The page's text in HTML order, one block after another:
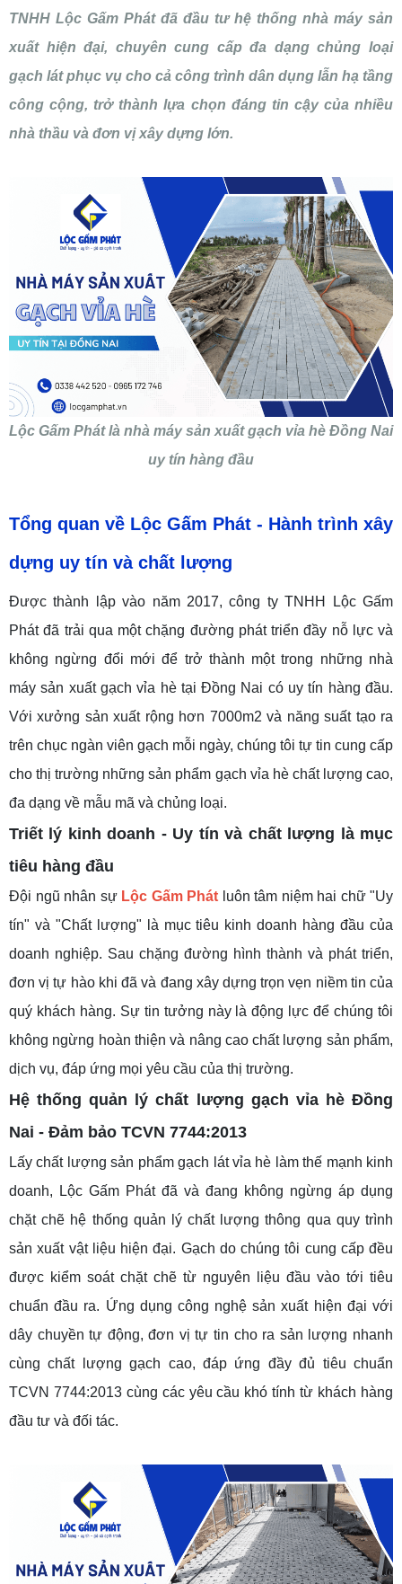
TNHH Lộc Gấm Phát đã đầu tư hệ thống nhà máy sản
xuất hiện đại, chuyên cung cấp đa dạng chủng loại
gạch lát phục vụ cho cả công trình dân dụng lẫn hạ tầng
công cộng, trở thành lựa chọn đáng tin cậy của nhiều
nhà thầu và đơn vị xây dựng lớn.
Lộc Gấm Phát là nhà máy sản xuất gạch vỉa hè Đồng Nai
uy tín hàng đầu
Tổng quan về Lộc Gấm Phát - Hành trình xây
dựng uy tín và chất lượng
Được thành lập vào năm 2017, công ty TNHH Lộc Gấm
Phát đã trải qua một chặng đường phát triển đầy nỗ lực và
không ngừng đổi mới để trở thành một trong những nhà
máy sản xuất gạch vỉa hè tại Đồng Nai có uy tín hàng đầu.
Với xưởng sản xuất rộng hơn 7000m2 và năng suất tạo ra
trên chục ngàn viên gạch mỗi ngày, chúng tôi tự tin cung cấp
cho thị trường những sản phẩm gạch vỉa hè chất lượng cao,
đa dạng về mẫu mã và chủng loại.
Triết lý kinh doanh - Uy tín và chất lượng là mục
tiêu hàng đầu
Đội ngũ nhân sự Lộc Gấm Phát luôn tâm niệm hai chữ "Uy
tín" và "Chất lượng" là mục tiêu kinh doanh hàng đầu của
doanh nghiệp. Sau chặng đường hình thành và phát triển,
đơn vị tự hào khi đã và đang xây dựng trọn vẹn niềm tin của
quý khách hàng. Sự tin tưởng này là động lực để chúng tôi
không ngừng hoàn thiện và nâng cao chất lượng sản phẩm,
dịch vụ, đáp ứng mọi yêu cầu của thị trường.
Hệ thống quản lý chất lượng gạch vỉa hè Đồng
Nai - Đảm bảo TCVN 7744:2013
Lấy chất lượng sản phẩm gạch lát vỉa hè làm thế mạnh kinh
doanh, Lộc Gấm Phát đã và đang không ngừng áp dụng
chặt chẽ hệ thống quản lý chất lượng thông qua quy trình
sản xuất vật liệu hiện đại. Gạch do chúng tôi cung cấp đều
được kiểm soát chặt chẽ từ nguyên liệu đầu vào tới tiêu
chuẩn đầu ra. Ứng dụng công nghệ sản xuất hiện đại với
dây chuyền tự động, đơn vị tự tin cho ra sản lượng nhanh
cùng chất lượng gạch cao, đáp ứng đầy đủ tiêu chuẩn
TCVN 7744:2013 cùng các yêu cầu khó tính từ khách hàng
đầu tư và đối tác.